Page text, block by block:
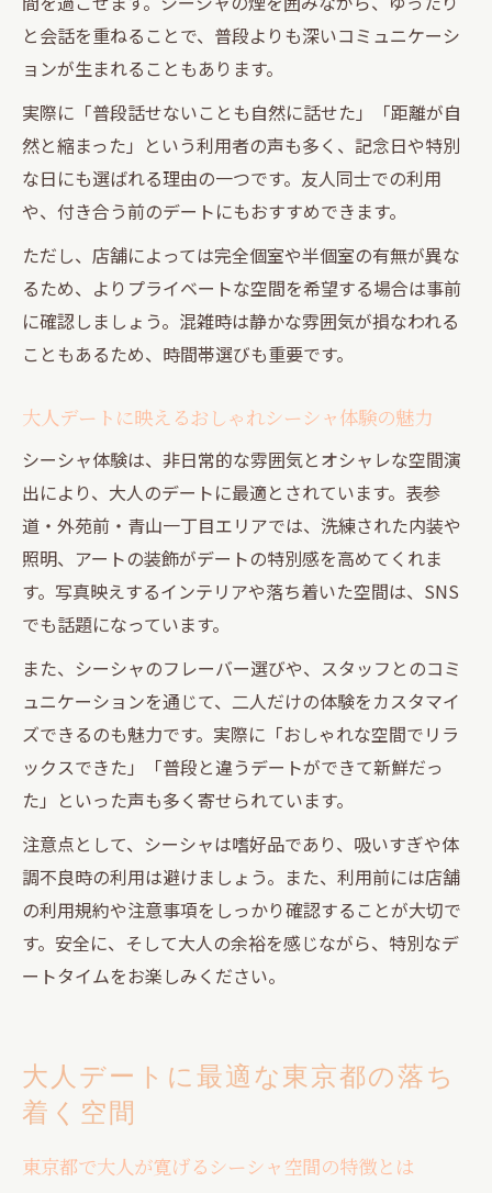
と会話を重ねることで、普段よりも深いコミュニケーシ
ョンが生まれることもあります。
実際に「普段話せないことも自然に話せた」「距離が自
然と縮まった」という利用者の声も多く、記念日や特別
な日にも選ばれる理由の一つです。友人同士での利用
や、付き合う前のデートにもおすすめできます。
ただし、店舗によっては完全個室や半個室の有無が異な
るため、よりプライベートな空間を希望する場合は事前
に確認しましょう。混雑時は静かな雰囲気が損なわれる
こともあるため、時間帯選びも重要です。
大人デートに映えるおしゃれシーシャ体験の魅力
シーシャ体験は、非日常的な雰囲気とオシャレな空間演
出により、大人のデートに最適とされています。表参
道・外苑前・青山一丁目エリアでは、洗練された内装や
照明、アートの装飾がデートの特別感を高めてくれま
す。写真映えするインテリアや落ち着いた空間は、SNS
でも話題になっています。
また、シーシャのフレーバー選びや、スタッフとのコミ
ュニケーションを通じて、二人だけの体験をカスタマイ
ズできるのも魅力です。実際に「おしゃれな空間でリラ
ックスできた」「普段と違うデートができて新鮮だっ
た」といった声も多く寄せられています。
注意点として、シーシャは嗜好品であり、吸いすぎや体
調不良時の利用は避けましょう。また、利用前には店舗
の利用規約や注意事項をしっかり確認することが大切で
す。安全に、そして大人の余裕を感じながら、特別なデ
ートタイムをお楽しみください。
大人デートに最適な東京都の落ち
着く空間
東京都で大人が寛げるシーシャ空間の特徴とは